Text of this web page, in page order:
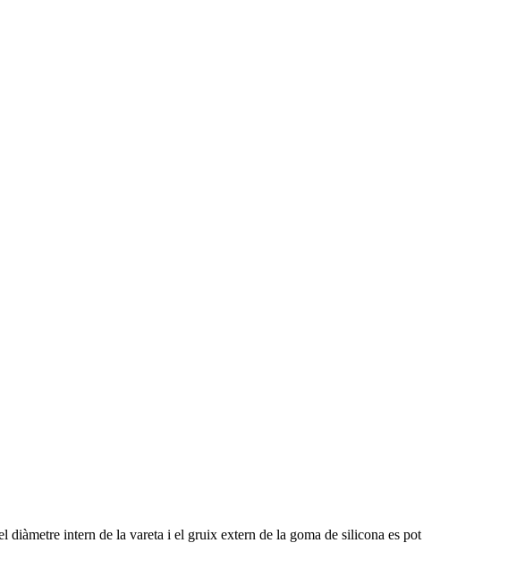
intern de la vareta i el gruix extern de la goma de silicona es pot